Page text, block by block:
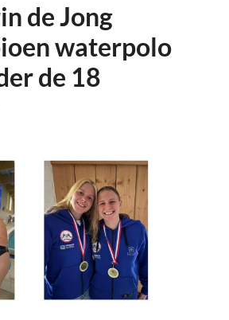
de Jong
waterpolo
de 18